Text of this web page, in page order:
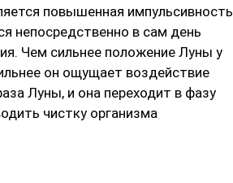
повышенная импульсивность
непосредственно в сам день
Чем сильнее положение Луны у
он ощущает воздействие
Луны, и oна переходит в фазу
чистку организма